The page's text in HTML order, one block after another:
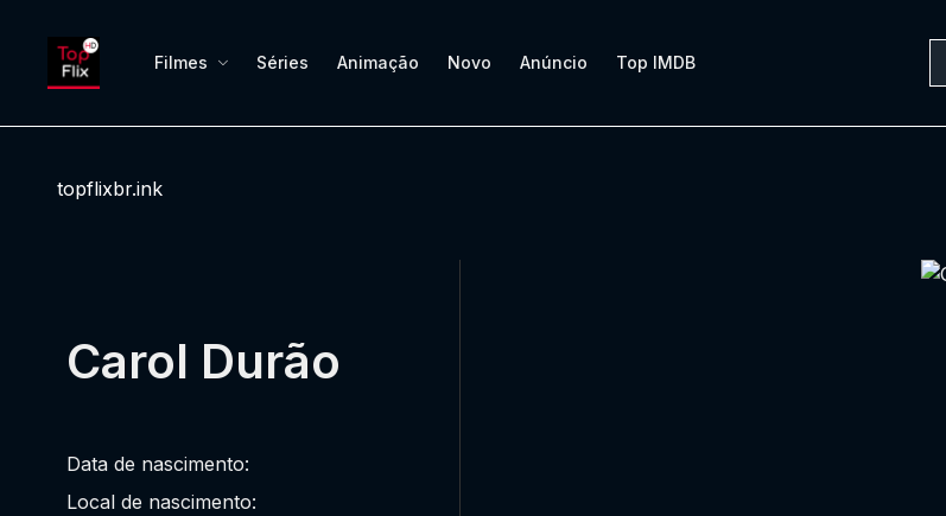
Filmes Séries Animação Novo Anúncio Top IMDB
topflixbr.ink
Carol Durão
Data de nascimento:
Local de nascimento: